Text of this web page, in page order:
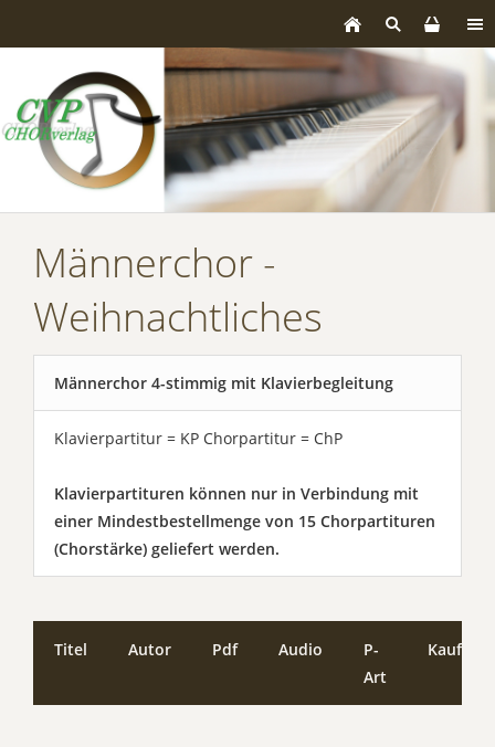
Männerchor -
Weihnachtliches
Männerchor 4-stimmig mit Klavierbegleitung
Klavierpartitur = KP Chorpartitur = ChP
Klavierpartituren können nur in Verbindung mit
einer Mindestbestellmenge von 15 Chorpartituren
(Chorstärke) geliefert werden.
Titel Autor Pdf Audio
P-
Art
Kaufen